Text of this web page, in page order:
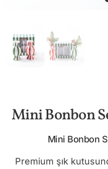
Mini Bonbon
Mini Bonbon
Premium şık